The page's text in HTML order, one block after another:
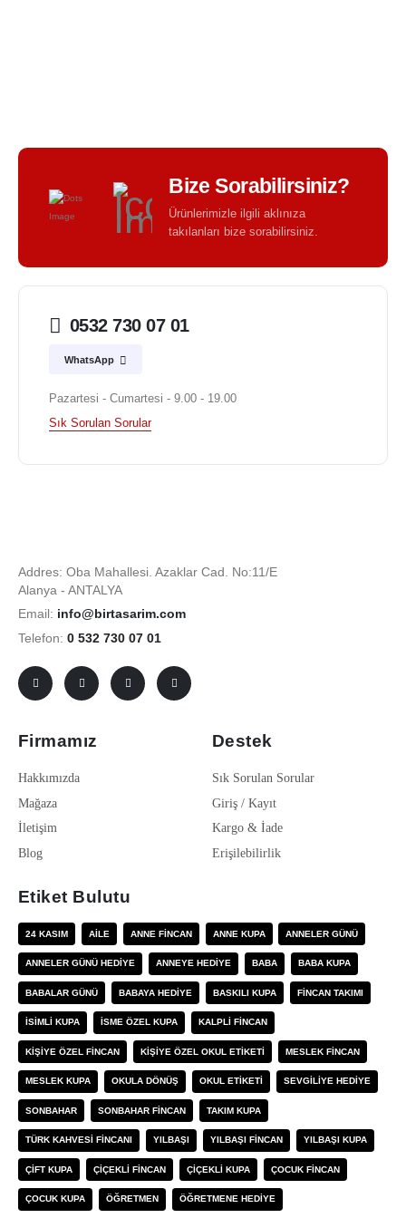
Bize Sorabilirsiniz?
Ürünlerimizle ilgili aklınıza
takılanları bize sorabilirsiniz.
0532 730 07 01
WhatsApp
Pazartesi - Cumartesi - 9.00 - 19.00
Sık Sorulan Sorular
Addres: Oba Mahallesi. Azaklar Cad. No:11/E
Alanya - ANTALYA
Email: info@birtasarim.com
Telefon: 0 532 730 07 01
Firmamız
Hakkımızda
Mağaza
İletişim
Blog
Destek
Sık Sorulan Sorular
Giriş / Kayıt
Kargo & İade
Erişilebilirlik
Etiket Bulutu
24 KASIM AILE ANNE FINCAN ANNE KUPA ANNELER GÜNÜ
ANNELER GÜNÜ HEDIYE ANNEYE HEDIYE BABA BABA KUPA
BABALAR GÜNÜ BABAYA HEDIYE BASKILI KUPA FINCAN TAKIMI
ISIMLI KUPA ISME ÖZEL KUPA KALPLI FINCAN
KIŞIYE ÖZEL FINCAN KIŞIYE ÖZEL OKUL ETIKETI MESLEK FINCAN
MESLEK KUPA OKULA DÖNÜŞ OKUL ETIKETI SEVGILIYE HEDIYE
SONBAHAR SONBAHAR FINCAN TAKIM KUPA
TÜRK KAHVESI FINCANI YILBAŞI YILBAŞI FINCAN YILBAŞI KUPA
ÇIFT KUPA ÇIÇEKLI FINCAN ÇIÇEKLI KUPA ÇOCUK FINCAN
ÇOCUK KUPA ÖĞRETMEN ÖĞRETMENE HEDIYE